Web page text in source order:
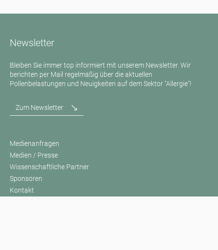
Newsletter
Bleiben Sie immer top informiert mit unserem Newsletter. Wir
berichten per Mail regelmäßig über die aktuellen
Pollenbelastungen und Neuigkeiten auf dem Sektor "Allergie"!
Zum Newsletter
Medienanfragen
Medien / Presse
Wissenschaftliche Partner
Sponsoren
Kontakt